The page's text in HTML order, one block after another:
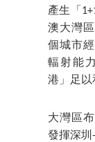
產生「
澳大灣
個城市
輻射能
港」足以
大灣區
發揮深圳